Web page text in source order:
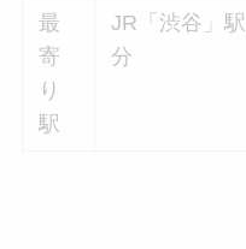
最
寄
り
駅
JR「渋谷」
分